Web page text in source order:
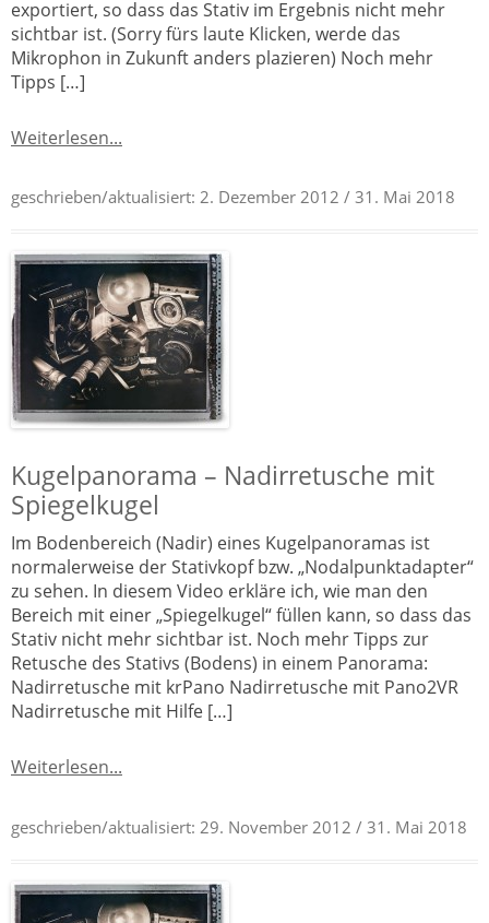
exportiert, so dass das Stativ im Ergebnis nicht mehr
sichtbar ist. (Sorry fürs laute Klicken, werde das
Mikrophon in Zukunft anders plazieren) Noch mehr
Tipps […]
Weiterlesen...
geschrieben/aktualisiert: 2. Dezember 2012 / 31. Mai 2018
Kugelpanorama – Nadirretusche mit
Spiegelkugel
Im Bodenbereich (Nadir) eines Kugelpanoramas ist
normalerweise der Stativkopf bzw. „Nodalpunktadapter“
zu sehen. In diesem Video erkläre ich, wie man den
Bereich mit einer „Spiegelkugel“ füllen kann, so dass das
Stativ nicht mehr sichtbar ist. Noch mehr Tipps zur
Retusche des Stativs (Bodens) in einem Panorama:
Nadirretusche mit krPano Nadirretusche mit Pano2VR
Nadirretusche mit Hilfe […]
Weiterlesen...
geschrieben/aktualisiert: 29. November 2012 / 31. Mai 2018